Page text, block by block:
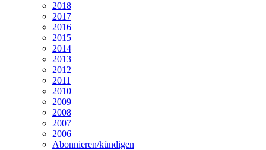
2018
2017
2016
2015
2014
2013
2012
2011
2010
2009
2008
2007
2006
Abonnieren/kündigen